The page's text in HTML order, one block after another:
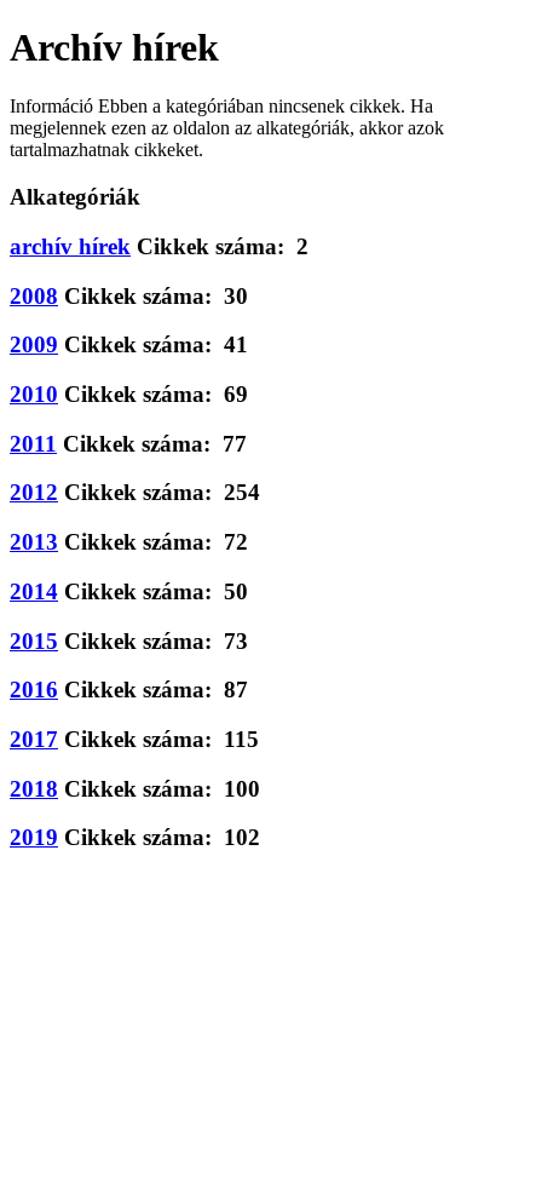
Archív hírek
Információ Ebben a kategóriában nincsenek cikkek. Ha
megjelennek ezen az oldalon az alkategóriák, akkor azok
tartalmazhatnak cikkeket.
Alkategóriák
archív hírek Cikkek száma: 2
2008 Cikkek száma: 30
2009 Cikkek száma: 41
2010 Cikkek száma: 69
2011 Cikkek száma: 77
2012 Cikkek száma: 254
2013 Cikkek száma: 72
2014 Cikkek száma: 50
2015 Cikkek száma: 73
2016 Cikkek száma: 87
2017 Cikkek száma: 115
2018 Cikkek száma: 100
2019 Cikkek száma: 102